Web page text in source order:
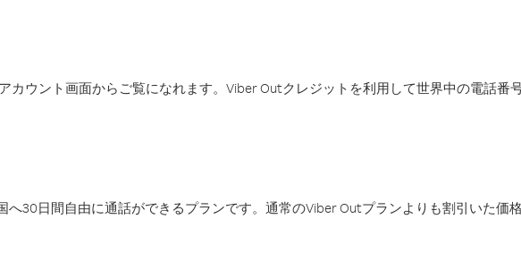
カウント画面からご覧になれます。Viber Outクレジットを利用して世界中の電話番
へ30日間自由に通話ができるプランです。通常のViber Outプランよりも割引いた価